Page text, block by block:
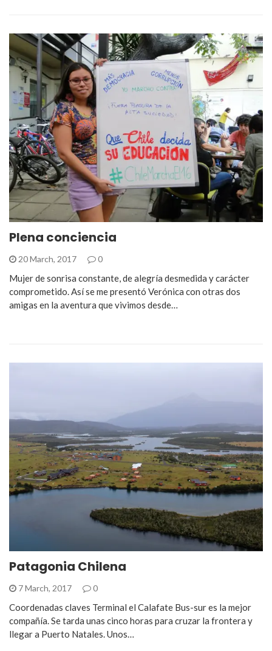
Plena conciencia
20 March, 2017 0
Mujer de sonrisa constante, de alegría desmedida y carácter
comprometido. Así se me presentó Verónica con otras dos
amigas en la aventura que vivimos desde…
Patagonia Chilena
7 March, 2017 0
Coordenadas claves Terminal el Calafate Bus-sur es la mejor
compañía. Se tarda unas cinco horas para cruzar la frontera y
llegar a Puerto Natales. Unos…